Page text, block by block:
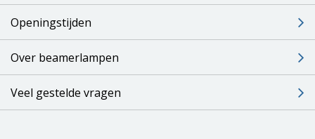
Openingstijden
Over beamerlampen
Veel gestelde vragen